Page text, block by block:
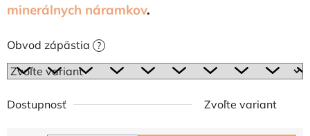
minerálnych náramkov.
Obvod zápästia ?
Dostupnosť Zvoľte variant